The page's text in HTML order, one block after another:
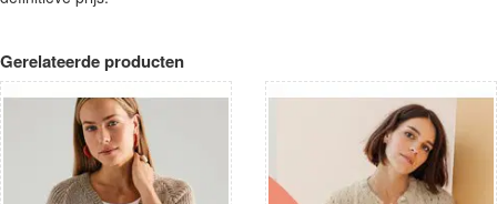
Gerelateerde producten